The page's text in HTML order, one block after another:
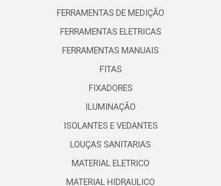
FERRAMENTAS DE MEDIÇÃO
FERRAMENTAS ELETRICAS
FERRAMENTAS MANUAIS
FITAS
FIXADORES
ILUMINAÇÃO
ISOLANTES E VEDANTES
LOUÇAS SANITARIAS
MATERIAL ELETRICO
MATERIAL HIDRAULICO